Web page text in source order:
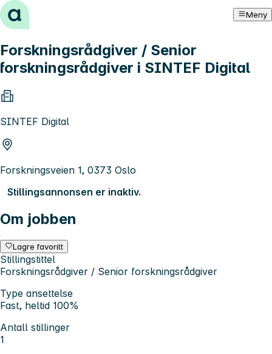
Hopp til innhold Meny
Forskningsrådgiver / Senior
forskningsrådgiver i SINTEF Digital
SINTEF Digital
Forskningsveien 1, 0373 Oslo
Stillingsannonsen er inaktiv.
Om jobben
Lagre favoritt
Stillingstittel
Forskningsrådgiver / Senior forskningsrådgiver
Type ansettelse
Fast, heltid 100%
Antall stillinger
1